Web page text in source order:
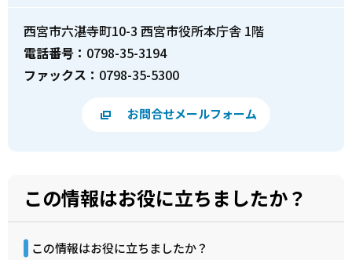
西宮市六湛寺町10-3 西宮市役所本庁舎 1階
電話番号： 0798-35-3194
ファックス： 0798-35-5300
お問合せメールフォーム
この情報はお役に立ちましたか？
この情報はお役に立ちましたか？